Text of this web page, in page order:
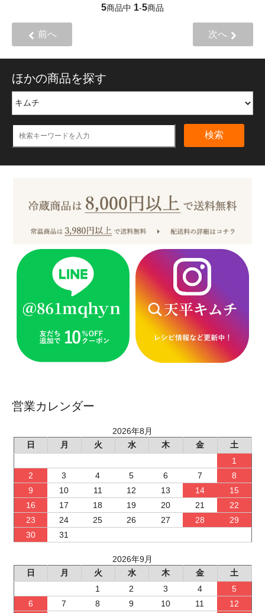
5商品中 1-5商品
前へ 次へ
ほかの商品を探す
検索
営業カレンダー
2026年8月
日
月 火 水 木 金
土
1
2
3 4 5 6 7
8
9
10 11 12 13 14
15
16
17 18 19 20 21
22
23
24 25 26 27 28
29
30
31
2026年9月
日
月 火 水 木 金
土
1
2 3 4
5
6
7 8 9 10 11
12